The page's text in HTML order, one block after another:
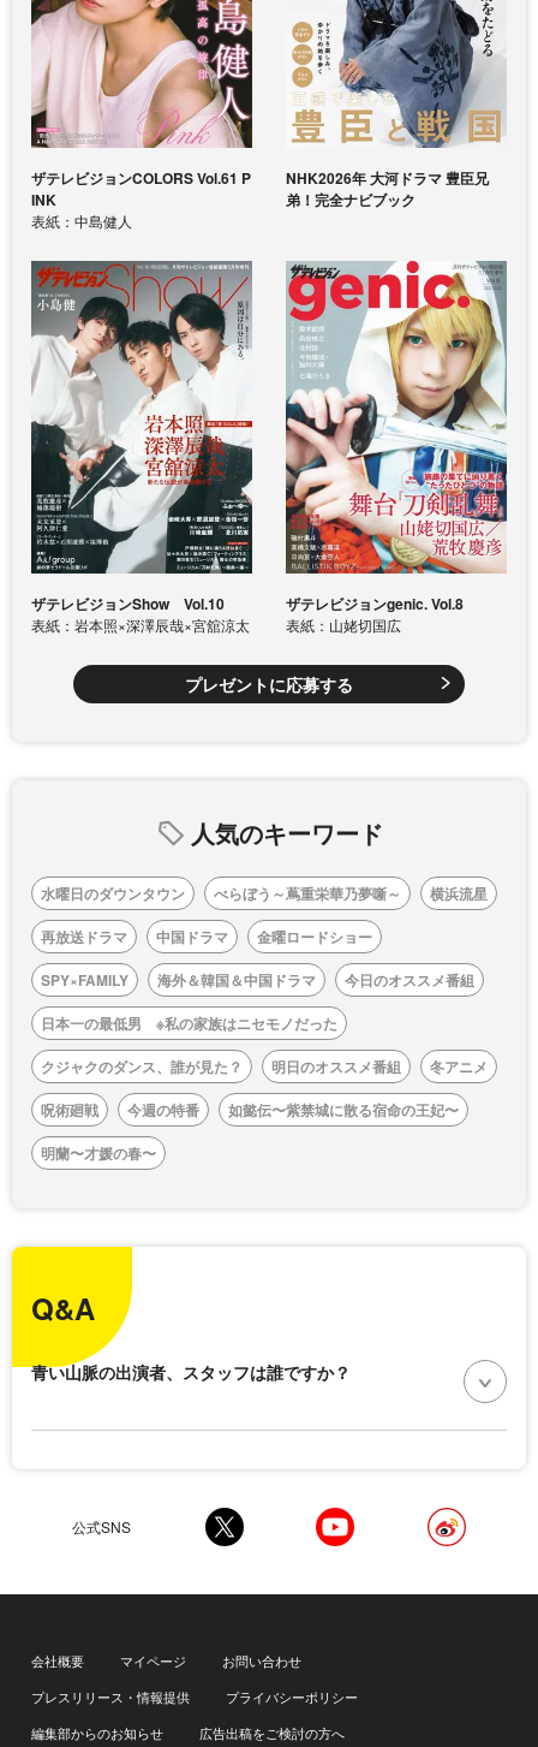
ザテレビジョンCOLORS Vol.61 P
INK
表紙：中島健人
NHK2026年 大河ドラマ 豊臣兄
弟！完全ナビブック
ザテレビジョンShow Vol.10
表紙：岩本照×深澤辰哉×宮舘涼太
ザテレビジョンgenic. Vol.8
表紙：山姥切国広
プレゼントに応募する
人気のキーワード
水曜日のダウンタウン べらぼう～蔦重栄華乃夢噺～
横浜流星
再放送ドラマ
中国ドラマ
金曜ロードショー
SPY×FAMILY
海外＆韓国＆中国ドラマ
今日のオススメ番組
日本一の最低男 ※私の家族はニセモノだった
クジャクのダンス、誰が見た？
明日のオススメ番組
冬アニメ
呪術廻戦
今週の特番
如懿伝〜紫禁城に散る宿命の王妃〜
明蘭〜才媛の春〜
Q&A
青い山脈の出演者、スタッフは誰ですか？
公式SNS
会社概要 マイページ
お問い合わせ
プレスリリース・情報提供
プライバシーポリシー
編集部からのお知らせ
広告出稿をご検討の方へ